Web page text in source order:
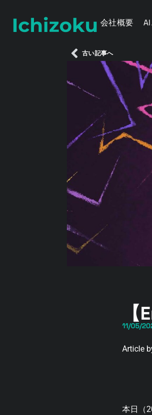
会社概要
古い記事へ
11/05/
Article
本日（